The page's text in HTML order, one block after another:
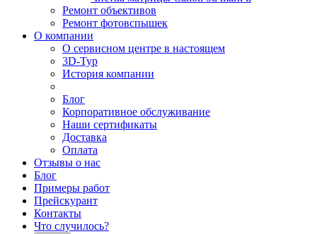
Ремонт объективов
Ремонт фотовспышек
О компании
О сервисном центре в настоящем
3D-Тур
История компании
Блог
Корпоративное обслуживание
Наши сертификаты
Доставка
Оплата
Отзывы о нас
Блог
Примеры работ
Прейскурант
Контакты
Что случилось?